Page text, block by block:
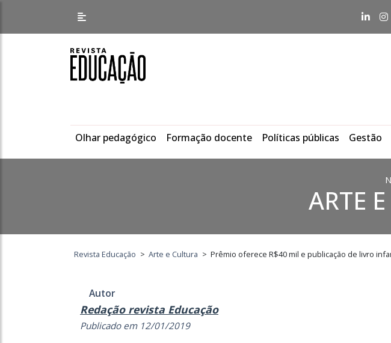
Olhar pedagógico Formação docente Políticas públicas Gestão
ARTE
Revista Educação > Arte e Cultura > Prêmio oferece R$40 mil e publicação de livro
Autor
Redação revista Educação
Publicado em 12/01/2019